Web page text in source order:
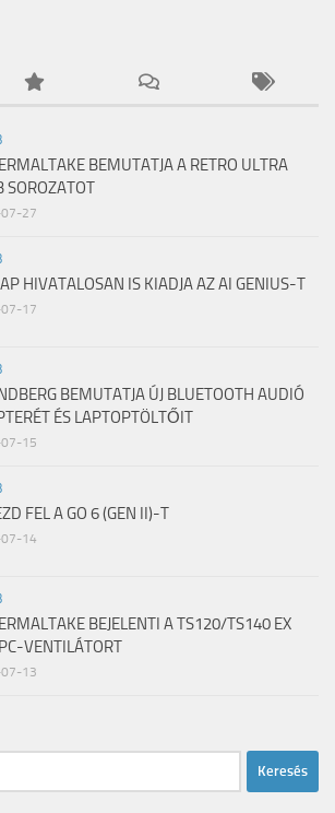
BEMUTATJA A RETRO ULTRA
SOROZATOT
27
HIVATALOSAN IS KIADJA AZ AI GENIUS-T
17
BEMUTATJA ÚJ BLUETOOTH AUDIÓ
ÉS LAPTOPTÖLTŐIT
15
FEL A GO 6 (GEN II)-T
14
BEJELENTI A TS120/TS140 EX
VENTILÁTORT
13